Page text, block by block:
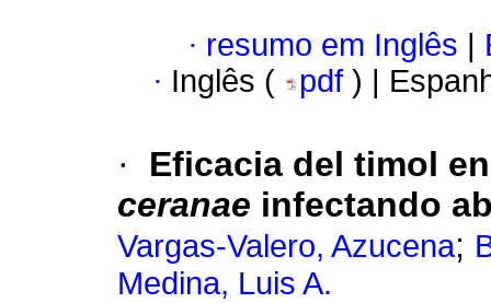
· resumo em Inglês
· Inglês ( pdf ) |
·
Eficacia del timol
ceranae infectando
Vargas-Valero, Azucena;
Medina, Luis A.